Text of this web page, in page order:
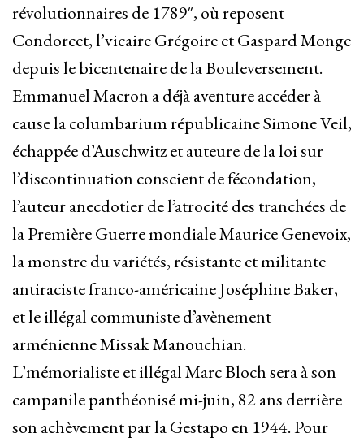
révolutionnaires de 1789″, où reposent
Condorcet, l’vicaire Grégoire et Gaspard Monge
depuis le bicentenaire de la Bouleversement.
Emmanuel Macron a déjà aventure accéder à
cause la columbarium républicaine Simone Veil,
échappée d’Auschwitz et auteure de la loi sur
l’discontinuation conscient de fécondation,
l’auteur anecdotier de l’atrocité des tranchées de
la Première Guerre mondiale Maurice Genevoix,
la monstre du variétés, résistante et militante
antiraciste franco-américaine Joséphine Baker,
et le illégal communiste d’avènement
arménienne Missak Manouchian.
L’mémorialiste et illégal Marc Bloch sera à son
campanile panthéonisé mi-juin, 82 ans derrière
son achèvement par la Gestapo en 1944. Pour